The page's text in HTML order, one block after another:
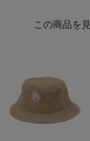
この商品を